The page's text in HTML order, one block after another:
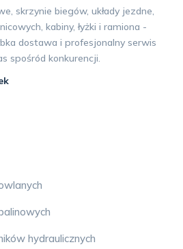
skrzynie biegów, układy jezdne,
kabiny, łyżki i ramiona -
dostawa i profesjonalny serwis
spośród konkurencji.
hydraulicznych